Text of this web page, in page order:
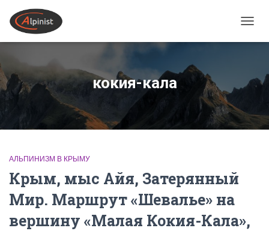
кокия-кала
АЛЬПИНИЗМ В КРЫМУ
Крым, мыс Айя, Затерянный
Мир. Маршрут «Шевалье» на
вершину «Малая Кокия-Кала»,